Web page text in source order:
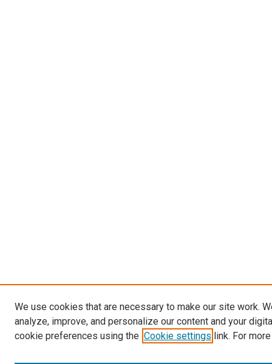
We use cookies that are necessary to make our site work.
analyze, improve, and personalize our content and your
cookie preferences using the Cookie settings link. For